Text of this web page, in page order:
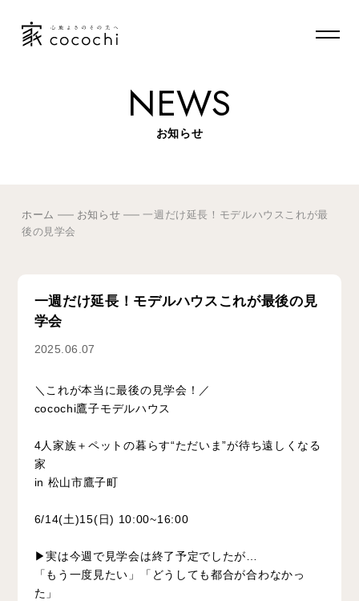
NEWS
お知らせ
ホーム お知らせ
一週だけ延長！モデルハウスこれが最
後の見学会
一週だけ延長！モデルハウスこれが最後の見
学会
2025.06.07
＼これが本当に最後の見学会！／
cocochi鷹子モデルハウス
4人家族＋ペットの暮らす“ただいま”が待ち遠しくなる
家
in 松山市鷹子町
6/14(土)15(日) 10:00~16:00
▶実は今週で見学会は終了予定でしたが…
「もう一度見たい」「どうしても都合が合わなかっ
た」